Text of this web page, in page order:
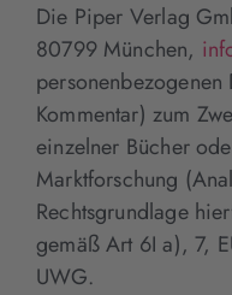
Die Piper Verlag
80799 München,
Kommentar) zum
einzelner Bücher
Marktforschung
Rechtsgrundlage
gemäß Art 6I a), 7,
UWG.